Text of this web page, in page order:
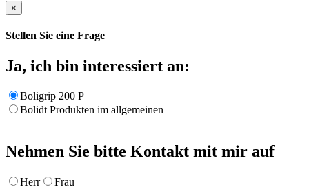
×
Stellen Sie eine Frage
Ja, ich bin interessiert an:
Boligrip 200 P
Bolidt Produkten im allgemeinen
Nehmen Sie bitte Kontakt mit mir auf
Herr Frau